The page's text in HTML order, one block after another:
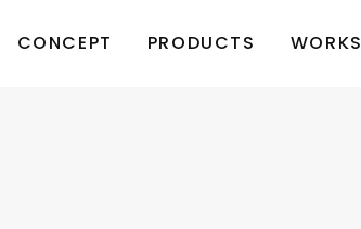
CONCEPT PRODUCTS WORKS